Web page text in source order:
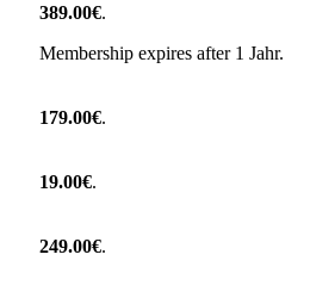
389.00€.
Membership expires after 1 Jahr.
179.00€.
19.00€.
249.00€.